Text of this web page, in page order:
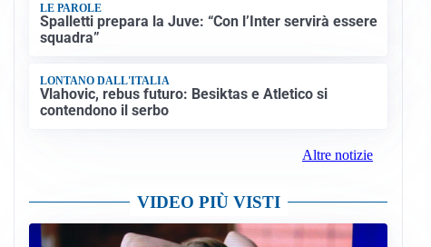
LE PAROLE
Spalletti prepara la Juve: “Con l’Inter servirà essere
squadra”
LONTANO DALL'ITALIA
Vlahovic, rebus futuro: Besiktas e Atletico si
contendono il serbo
Altre notizie
VIDEO PIÙ VISTI